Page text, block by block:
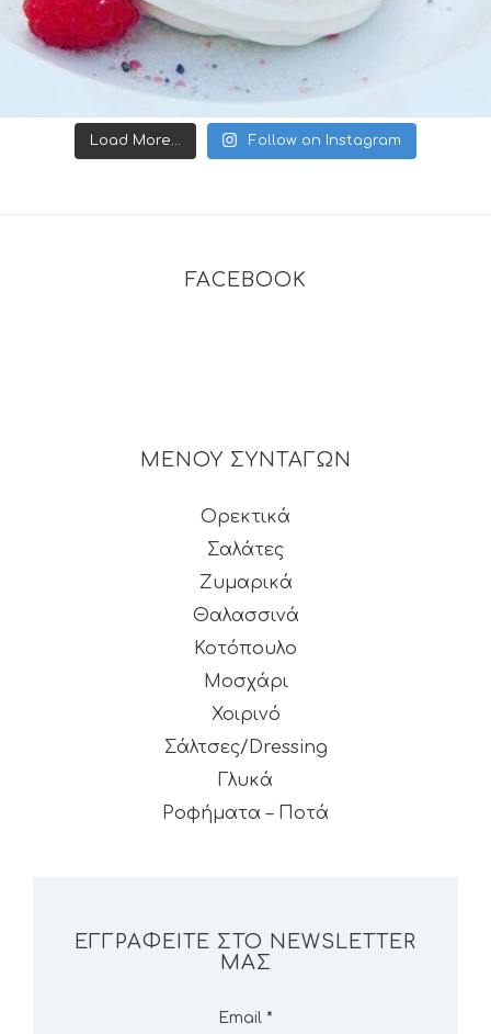
Load More... Follow on Instagram
FACEBOOK
ΜΕΝΟΥ ΣΥΝΤΑΓΩΝ
Ορεκτικά
Σαλάτες
Ζυμαρικά
Θαλασσινά
Κοτόπουλο
Μοσχάρι
Χοιρινό
Σάλτσες/Dressing
Γλυκά
Ροφήματα – Ποτά
ΕΓΓΡΑΦΕΊΤΕ ΣΤΟ NEWSLETTER
ΜΑΣ
Email *